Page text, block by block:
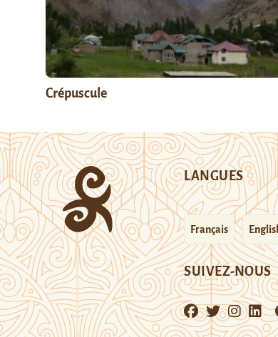
Crépuscule
LANGUES
Français
SUIVEZ-NOUS